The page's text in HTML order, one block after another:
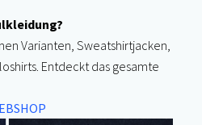
Varianten, Sweatshirtjacken,
Entdeckt das gesamte